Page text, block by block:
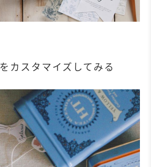
カスタマイズしてみる